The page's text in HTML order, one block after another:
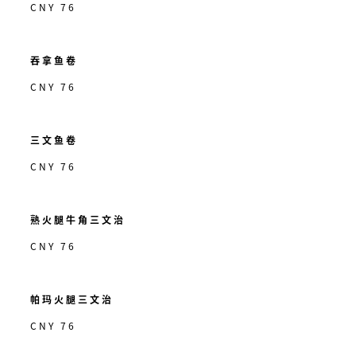
CNY 76
吞拿鱼卷
CNY 76
三文鱼卷
CNY 76
熟火腿牛角三文治
CNY 76
帕玛火腿三文治
CNY 76